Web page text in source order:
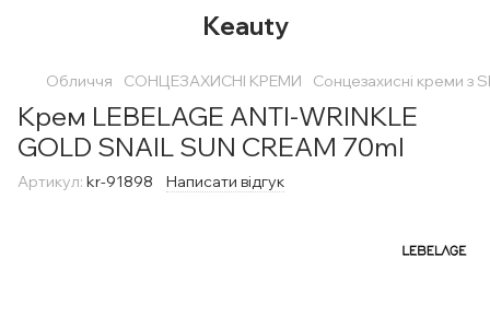
Keauty
Обличчя СОНЦЕЗАХИСНІ КРЕМИ Сонцезахисні креми з
Крем LEBELAGE ANTI-WRINKLE
GOLD SNAIL SUN CREAM 70ml
Артикул: kr-91898 Написати відгук